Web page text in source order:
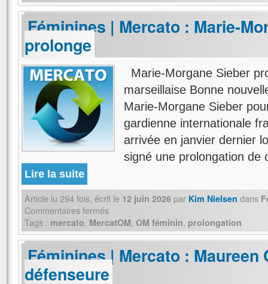
Féminines | Mercato : Marie-
prolonge
Marie-Morgane Sieber
marseillaise Bonne
Marie-Morgane Sieber
gardienne internationale
arrivée en janvier dernier
signé une prolongation de
Lire la suite
Article lu 294fois, écrit le 12 juin 2026 par Kim Nielsen dans
Commentaires fermés
Tags : mercato, MercatOM, OM féminin, prolongation
Féminines | Mercato : Maureen
défenseure